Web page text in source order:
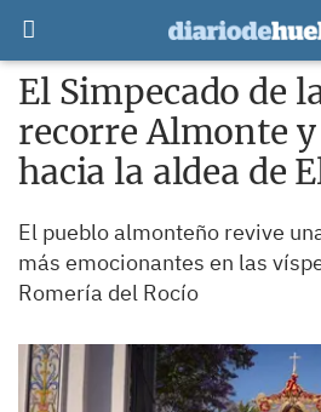
El Simpecado de
recorre Almonte
hacia la aldea de
El pueblo almonteño revive
más emocionantes en las
Romería del Rocío